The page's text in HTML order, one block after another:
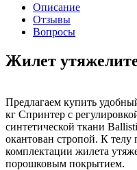
Описание
Отзывы
Вопросы
Жилет
Предлагаем купить
кг Спринтер с
синтетической ткани
окантован стропой. К телу
комплектации жилета
порошковым покрытием.